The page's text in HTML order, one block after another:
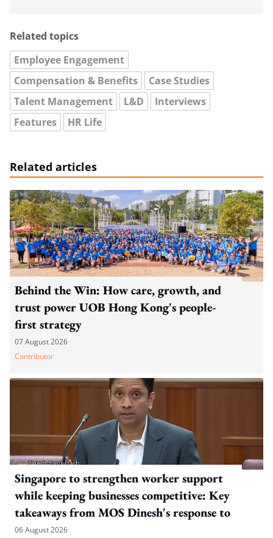
Related topics
Employee Engagement
Compensation & Benefits
Case Studies
Talent Management
L&D
Interviews
Features
HR Life
Related articles
Behind the Win: How care, growth, and
trust power UOB Hong Kong's people-
first strategy
07 August 2026
Contributor
Singapore to strengthen worker support
while keeping businesses competitive: Key
takeaways from MOS Dinesh's response to
WP's motion
06 August 2026